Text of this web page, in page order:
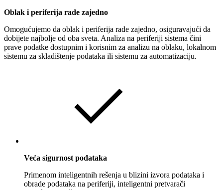
Oblak i periferija rade zajedno
Omogućujemo da oblak i periferija rade zajedno, osiguravajući da
dobijete najbolje od oba sveta. Analiza na periferiji sistema čini
prave podatke dostupnim i korisnim za analizu na oblaku, lokalnom
sistemu za skladištenje podataka ili sistemu za automatizaciju.
Veća sigurnost podataka
Primenom inteligentnih rešenja u blizini izvora podataka i
obrade podataka na periferiji, inteligentni pretvarači